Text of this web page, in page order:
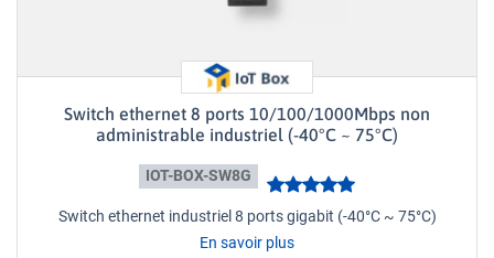
Switch ethernet 8 ports 10/100/1000Mbps non
administrable industriel (-40°C ~ 75°C)
IOT-BOX-SW8G
Switch ethernet industriel 8 ports gigabit (-40°C ~ 75°C)
En savoir plus